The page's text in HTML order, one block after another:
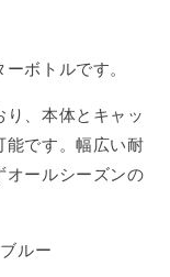
ボトルです。
、本体とキャッ
能です。幅広い耐
オールシーズンの
ルー